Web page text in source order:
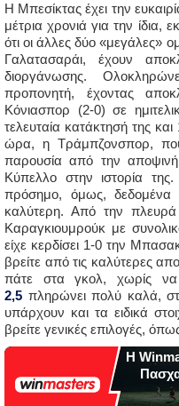
Η Μπεσίκτας έχει την
μέτρια χρονιά για την ίδια,
ότι οι άλλες δύο «μεγάλες»
Γαλατασαράι, έχουν
διοργάνωσης.
προπονητή, έχοντας
Κόνιασπορ (2-0) σε
τελευταία κατάκτησή της
ώρα, η Τράμπζονσπορ,
παρουσία από την αποψινή
Κύπελλο στην ιστορία
πρόσημο, όμως, δεδομένα
καλύτερη. Από την πλευρά
Καραγκιουμρούκ με
είχε κερδίσει 1-0 την
βρείτε από τις καλύτερες
πάτε στα γκολ, χωρίς να
2,5 πληρώνει πολύ καλά,
υπάρχουν και τα ειδικά
βρείτε γενικές επιλογές,
Η